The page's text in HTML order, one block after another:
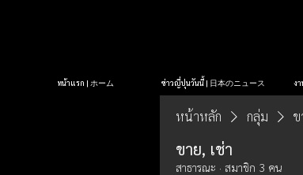
หน้าแรก | ホーム ข่าวญี่ปุ่นวันนี้ | 日本のニュース ง
หน้าหลัก กลุ่ม ข
ขาย, เช่า
สาธารณะ · สมาชิก 3 คน